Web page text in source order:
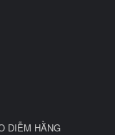
DIỄM HẰNG